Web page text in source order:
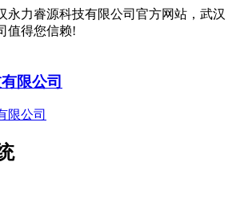
永力睿源科技有限公司官方网站，武汉
值得您信赖!
限公司